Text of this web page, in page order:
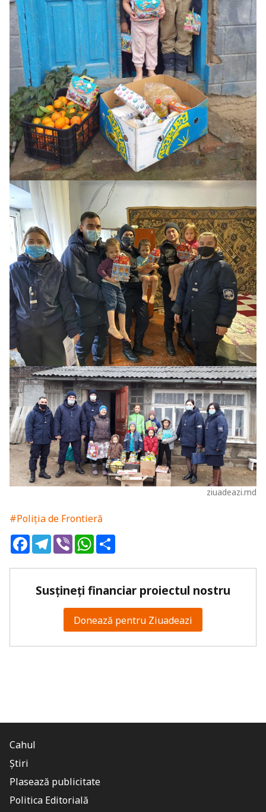
ziuadeazi.md
#Poliția de Frontieră
FacebookTelegram
ViberWhatsApp
Susțineți financiar proiectul nostru
Donează pentru Ziuadeazi
Cahul
Știri
Plasează publicitate
Politica Editorială